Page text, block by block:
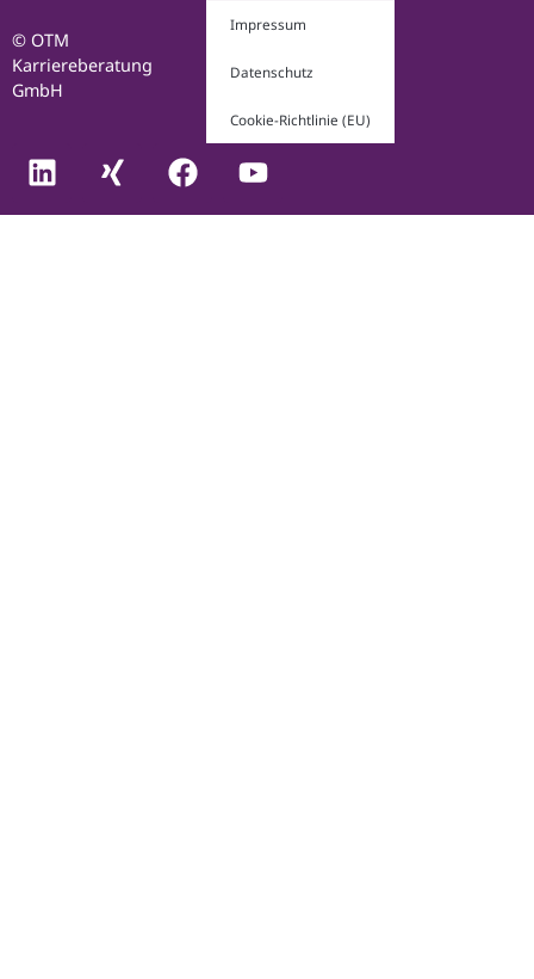
© OTM
Karriereberatung
GmbH
Impressum
Datenschutz
Cookie-Richtlinie (EU)